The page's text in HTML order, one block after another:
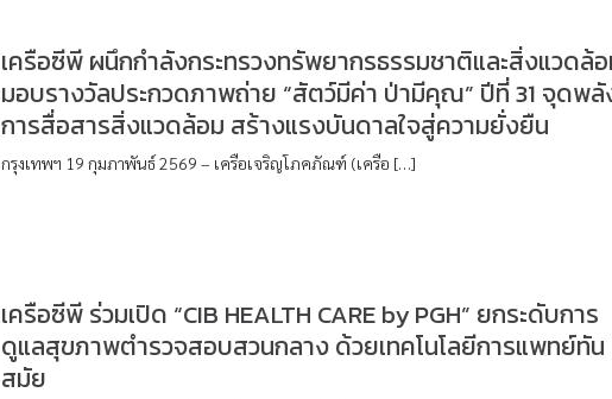
เครือซีพี ผนึกกำลังกระทรวงทรัพยากรธรรมชาติและสิ่งแวดล้
มอบรางวัลประกวดภาพถ่าย “สัตว์มีค่า ป่ามีคุณ” ปีที่ 31 จุดพลั
การสื่อสารสิ่งแวดล้อม สร้างแรงบันดาลใจสู่ความยั่งยืน
กรุงเทพฯ 19 กุมภาพันธ์ 2569 – เครือเจริญโภคภัณฑ์ (เครือ […]
เครือซีพี ร่วมเปิด “CIB HEALTH CARE by PGH” ยกระดับการ
ดูแลสุขภาพตำรวจสอบสวนกลาง ด้วยเทคโนโลยีการแพทย์ทัน
สมัย